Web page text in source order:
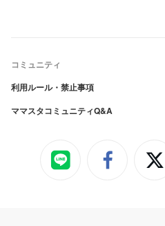
コミュニティ
利用ルール・禁止事項
ママスタコミュニティQ&A